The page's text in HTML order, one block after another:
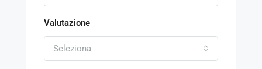
Valutazione
Seleziona